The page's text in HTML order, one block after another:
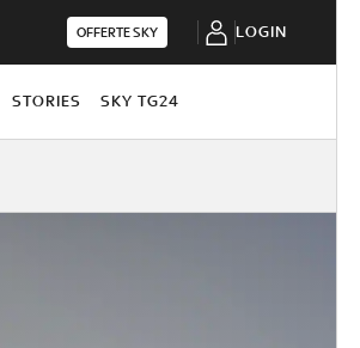
OFFERTE SKY LOGIN
STORIES SKY TG24